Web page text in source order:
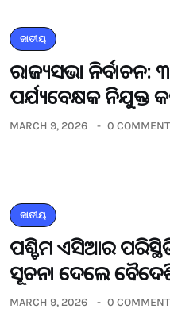
ଜାତୀୟ
ରାଜ୍ୟସଭା ନିର୍ବାଚନ:
ପର୍ଯ୍ୟବେକ୍ଷକ ନିଯୁକ୍ତ
MARCH 9, 2026 0
ଜାତୀୟ
ପଶ୍ଚିମ ଏସିଆର
ସୂଚନା ଦେଲେ
MARCH 9, 2026 0